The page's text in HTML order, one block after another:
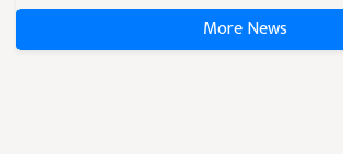
More News